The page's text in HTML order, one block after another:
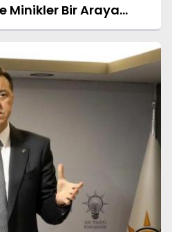
Minikler Bir Araya